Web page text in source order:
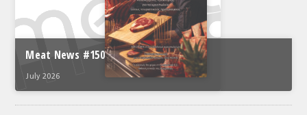
Meat News #150
July 2026